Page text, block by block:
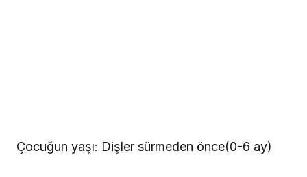
Çocuğun yaşı: Dişler sürmeden önce(0-6 ay)